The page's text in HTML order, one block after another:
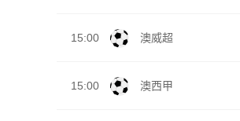
15:00 澳威超
15:00 澳西甲